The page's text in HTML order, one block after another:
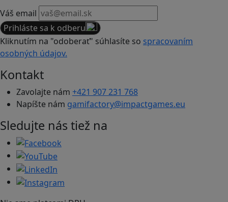
Váš email
Prihláste sa k odberu
Kliknutím na "odoberať" súhlasíte so spracovaním
osobných údajov.
Kontakt
Zavolajte nám +421 907 231 768
Napíšte nám gamifactory@impactgames.eu
Sledujte nás tiež na